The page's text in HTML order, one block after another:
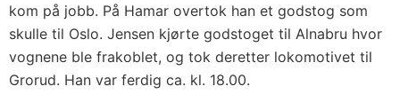
kom på jobb. På Hamar overtok han et godstog som
skulle til Oslo. Jensen kjørte godstoget til Alnabru hvor
vognene ble frakoblet, og tok deretter lokomotivet til
Grorud. Han var ferdig ca. kl. 18.00.